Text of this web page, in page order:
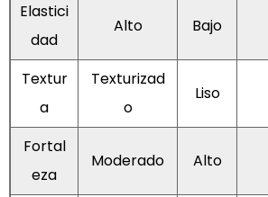
Elastici
dad
Alto Bajo
Textur
a
Texturizad
o
Liso
Fortal
eza
Moderado Alto